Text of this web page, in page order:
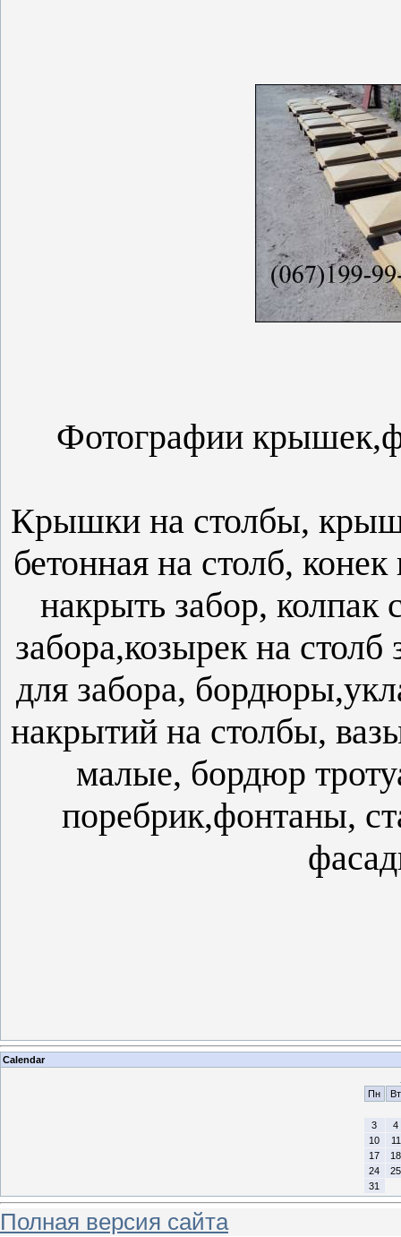
Фотографии
Крышки на столбы,
бетонная на столб,
накрыть забор, колпак
забора,козырек на
для забора,
накрытий на столбы,
малые, бордюр
поребрик,фонтаны,
Calendar
Пн
Вт
3
4
10
11
17
18
24
25
31
Полная версия сайта